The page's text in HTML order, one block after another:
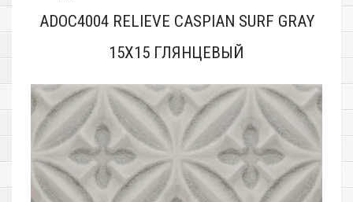
ADOC4004 RELIEVE CASPIAN SURF GRAY
15X15 ГЛЯНЦЕВЫЙ